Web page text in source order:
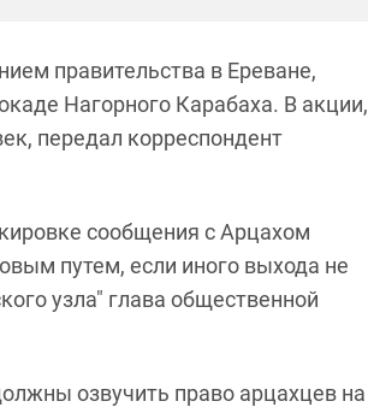
правительства в Ереване,
Нагорного Карабаха. В акции,
передал корреспондент
сообщения с Арцахом
путем, если иного выхода не
узла" глава общественной
озвучить право арцахцев на